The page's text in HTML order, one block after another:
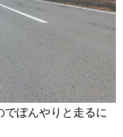
でぼんやりと走るに